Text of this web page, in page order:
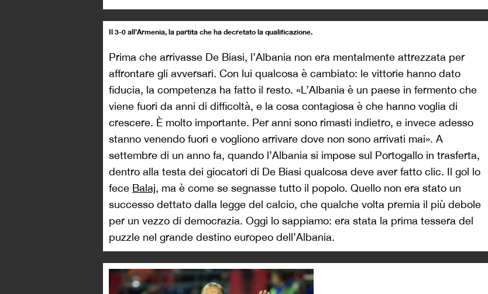
Il 3-0 all’Armenia, la partita che ha decretato la qualificazione.
Prima che arrivasse De Biasi, l’Albania non era mentalmente attrezzata per
affrontare gli avversari. Con lui qualcosa è cambiato: le vittorie hanno dato
fiducia, la competenza ha fatto il resto. «L’Albania è un paese in fermento che
viene fuori da anni di difficoltà, e la cosa contagiosa è che hanno voglia di
crescere. È molto importante. Per anni sono rimasti indietro, e invece adesso
stanno venendo fuori e vogliono arrivare dove non sono arrivati mai». A
settembre di un anno fa, quando l’Albania si impose sul Portogallo in trasferta,
dentro alla testa dei giocatori di De Biasi qualcosa deve aver fatto clic. Il gol lo
fece Balaj, ma è come se segnasse tutto il popolo. Quello non era stato un
successo dettato dalla legge del calcio, che qualche volta premia il più debole
per un vezzo di democrazia. Oggi lo sappiamo: era stata la prima tessera del
puzzle nel grande destino europeo dell’Albania.